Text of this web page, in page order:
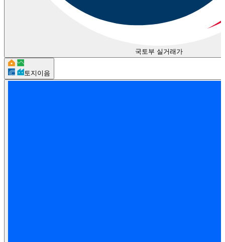
국토부 실거래가
토지이음